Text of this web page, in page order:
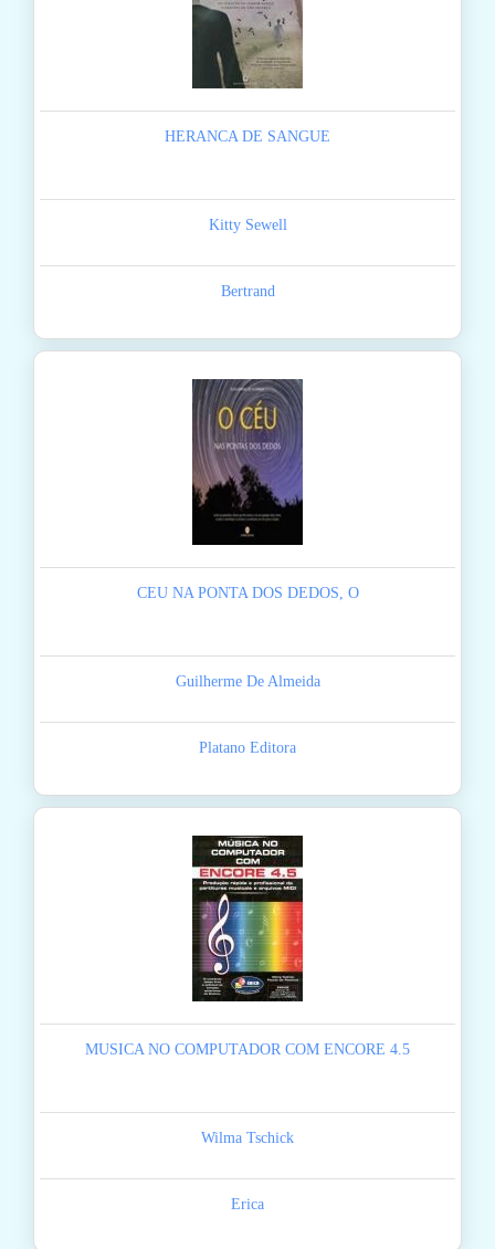
HERANCA DE SANGUE
Kitty Sewell
Bertrand
CEU NA PONTA DOS DEDOS, O
Guilherme De Almeida
Platano Editora
MUSICA NO COMPUTADOR COM ENCORE 4.5
Wilma Tschick
Erica